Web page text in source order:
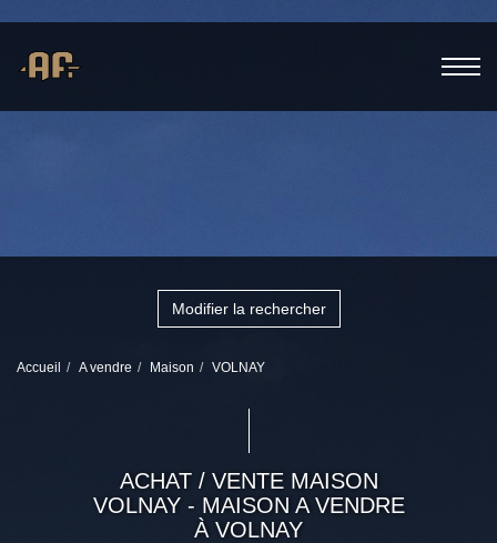
Modifier la rechercher
Accueil A vendre Maison VOLNAY
ACHAT / VENTE MAISON
VOLNAY - MAISON A VENDRE
À VOLNAY